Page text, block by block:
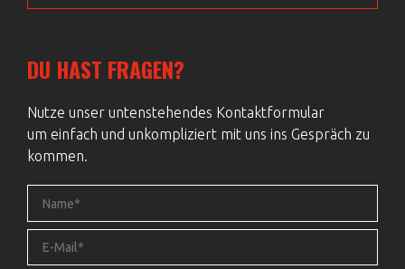
DU HAST FRAGEN?
Nutze unser untenstehendes Kontaktformular
um einfach und unkompliziert mit uns ins Gespräch zu
kommen.